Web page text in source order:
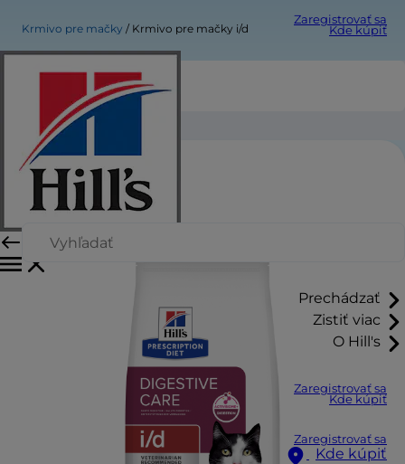
Zaregistrovať sa
Kde kúpiť
Prechádzať
Zistiť viac
O Hill's
Zaregistrovať sa
Kde kúpiť
Zaregistrovať sa
Kde kúpiť
Krmivo pre mačky Krmivo pre mačky i/d
Krmivo pre mačky i/d